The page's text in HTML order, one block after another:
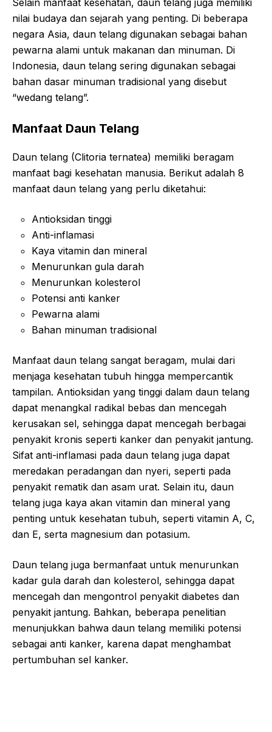
nilai budaya dan sejarah yang penting. Di beberapa
negara Asia, daun telang digunakan sebagai bahan
pewarna alami untuk makanan dan minuman. Di
Indonesia, daun telang sering digunakan sebagai
bahan dasar minuman tradisional yang disebut
“wedang telang”.
Manfaat Daun Telang
Daun telang (Clitoria ternatea) memiliki beragam
manfaat bagi kesehatan manusia. Berikut adalah 8
manfaat daun telang yang perlu diketahui:
Antioksidan tinggi
Anti-inflamasi
Kaya vitamin dan mineral
Menurunkan gula darah
Menurunkan kolesterol
Potensi anti kanker
Pewarna alami
Bahan minuman tradisional
Manfaat daun telang sangat beragam, mulai dari
menjaga kesehatan tubuh hingga mempercantik
tampilan. Antioksidan yang tinggi dalam daun telang
dapat menangkal radikal bebas dan mencegah
kerusakan sel, sehingga dapat mencegah berbagai
penyakit kronis seperti kanker dan penyakit jantung.
Sifat anti-inflamasi pada daun telang juga dapat
meredakan peradangan dan nyeri, seperti pada
penyakit rematik dan asam urat. Selain itu, daun
telang juga kaya akan vitamin dan mineral yang
penting untuk kesehatan tubuh, seperti vitamin A, C,
dan E, serta magnesium dan potasium.
Daun telang juga bermanfaat untuk menurunkan
kadar gula darah dan kolesterol, sehingga dapat
mencegah dan mengontrol penyakit diabetes dan
penyakit jantung. Bahkan, beberapa penelitian
menunjukkan bahwa daun telang memiliki potensi
sebagai anti kanker, karena dapat menghambat
pertumbuhan sel kanker.